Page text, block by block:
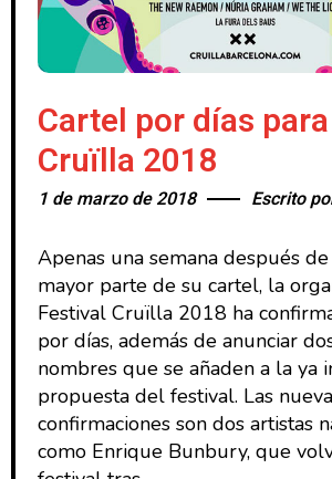
Cartel por días
Cruïlla 2018
1 de marzo de 2018 Escrito
Apenas una semana después
mayor parte de su cartel, la
Festival Cruïlla 2018 ha
por días, además de anunciar
nombres que se añaden a la ya
propuesta del festival. Las
confirmaciones son dos artistas
como Enrique Bunbury, que